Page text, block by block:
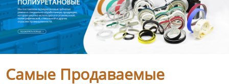
Самые Продаваемые